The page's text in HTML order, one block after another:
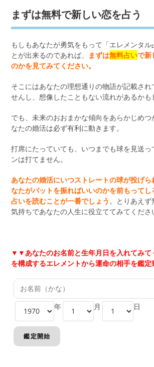
まずは無料で新しい恋を占う
もしもあなたが勇気をもって「エレメンタル
とが出来るのであれば、
まずは無料占いで新
のかを見てみてください。
そこにはあなたの理想通りの物語が記載され
せんし、想像したこともない流れがあるかも
でも、未来のおおまかな傾向をあらかじめ
なたの婚活は必ず有利に動きます。
打席にたっていても、いつまでも球を見送っ
ンは打てません。
あなたの婚活にいつストレートの球が投げ
なたがバットを振ればいいのかを前もって
占いを読むことが一番でしょう 。とりあえ
気持ちであなたの人生に役立ててみてくださ
▼▼あなたのお名前と生年月日を入れてみて
を構成するエレメントから運命の相手を鑑定
年 月 日